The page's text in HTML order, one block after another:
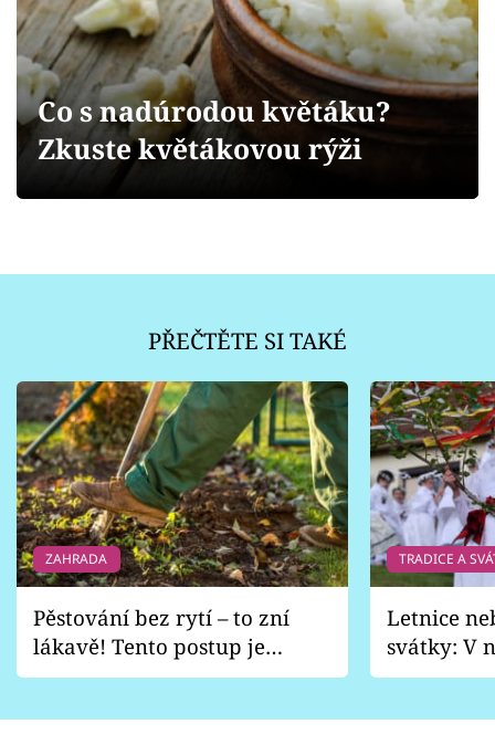
Přihlášení
Sledujte nás
Co s nadúrodou květáku?
Zkuste květákovou rýži
PŘEČTĚTE SI TAKÉ
ZAHRADA
Pěstování bez rytí – to zní
lákavě! Tento postup je
vhodný jen pro některé
TRADICE A
Letnice
svátky: V
pondělí